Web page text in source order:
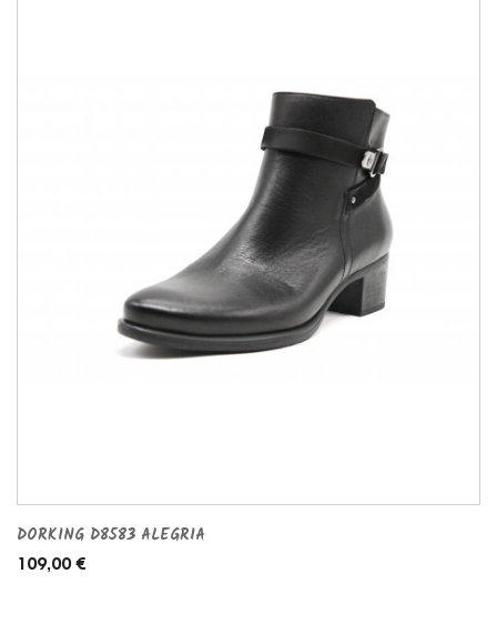
DORKING D8583 ALEGRIA
109,00 €